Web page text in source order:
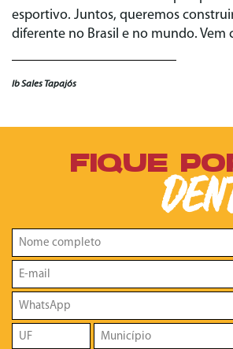
esportivo. Juntos, queremos
diferente no Brasil e no mundo. Vem
Ib Sales Tapajós
FIQUE